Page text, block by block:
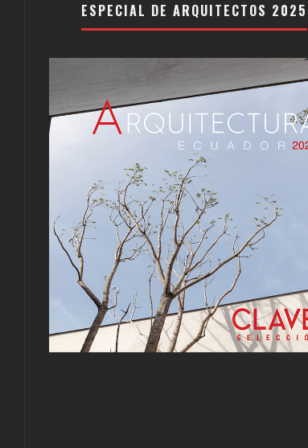
ESPECIAL DE ARQUITECTOS 2025